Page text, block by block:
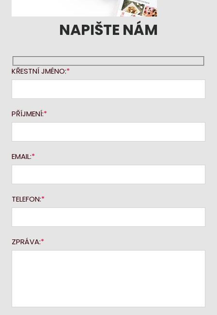
NAPIŠTE NÁM
KŘESTNÍ JMÉNO:
PŘÍJMENÍ:
EMAIL:
TELEFON:
ZPRÁVA: